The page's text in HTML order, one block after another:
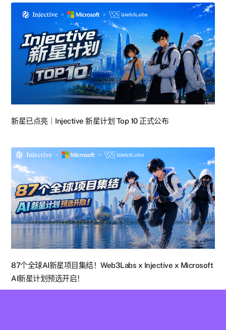
新星已点亮｜Injective 新星计划 Top 10 正式公布
87个全球AI新星项目集结！Web3Labs x Injective x Microsoft
AI新星计划预选开启！